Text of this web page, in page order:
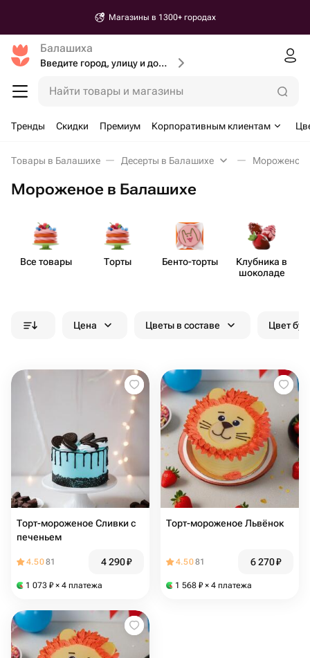
Магазины в 1300+ городах
Балашиха
Введите город, улицу и дом доставки
Найти товары и магазины
Тренды Скидки Премиум Корпоративным клиентам
Товары в Балашихе Десерты в Балашихе Мороженое
Мороженое в Балашихе
Все товары Торты Бенто​-торты
Клубника в
шоколаде
Цена Цветы в составе Цвет
Торт-мороженое Сливки с
печеньем
4.5081 4 290₽
1 073 ₽ × 4 платежа
Торт-мороженое Львёнок
4.5081 6 270₽
1 568 ₽ × 4 платежа